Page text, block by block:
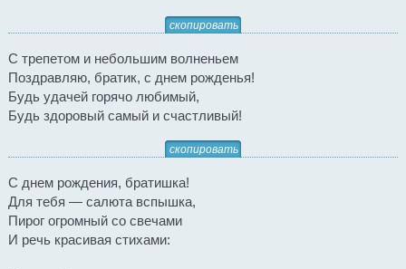
скопировать
С трепетом и небольшим волненьем
Поздравляю, братик, с днем рожденья!
Будь удачей горячо любимый,
Будь здоровый самый и счастливый!
скопировать
С днем рождения, братишка!
Для тебя — салюта вспышка,
Пирог огромный со свечами
И речь красивая стихами: